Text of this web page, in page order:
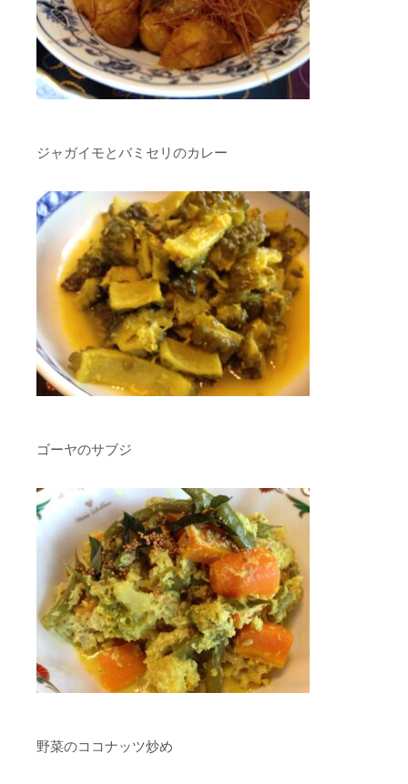
ジャガイモとバミセリのカレー
ゴーヤのサブジ
野菜のココナッツ炒め